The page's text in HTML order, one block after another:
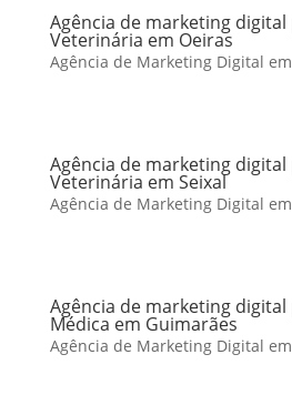
Agência de marketing digital
Veterinária em Oeiras
Agência de Marketing Digital
Agência de marketing digital
Veterinária em Seixal
Agência de Marketing Digital
Agência de marketing digital
Médica em Guimarães
Agência de Marketing Digital